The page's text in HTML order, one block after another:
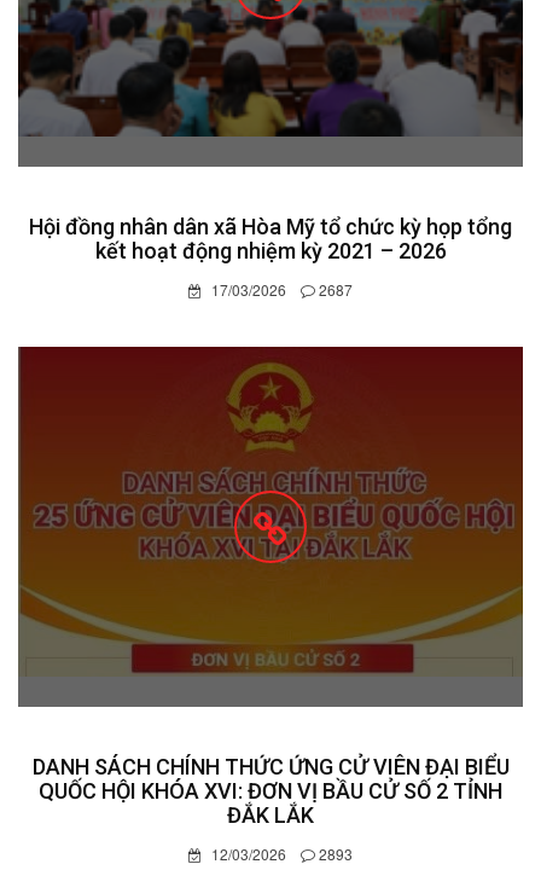
Hội đồng nhân dân xã Hòa Mỹ tổ chức kỳ họp tổng
kết hoạt động nhiệm kỳ 2021 – 2026
17/03/2026 2687
DANH SÁCH CHÍNH THỨC ỨNG CỬ VIÊN ĐẠI BIỂU
QUỐC HỘI KHÓA XVI: ĐƠN VỊ BẦU CỬ SỐ 2 TỈNH
ĐẮK LẮK
12/03/2026 2893